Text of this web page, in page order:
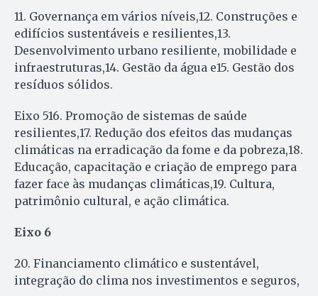
11. Governança em vários níveis,12. Construções e
edifícios sustentáveis e resilientes,13.
Desenvolvimento urbano resiliente, mobilidade e
infraestruturas,14. Gestão da água e15. Gestão dos
resíduos sólidos.
Eixo 516. Promoção de sistemas de saúde
resilientes,17. Redução dos efeitos das mudanças
climáticas na erradicação da fome e da pobreza,18.
Educação, capacitação e criação de emprego para
fazer face às mudanças climáticas,19. Cultura,
patrimônio cultural, e ação climática.
Eixo 6
20. Financiamento climático e sustentável,
integração do clima nos investimentos e seguros,